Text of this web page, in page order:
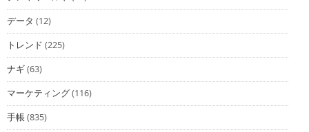
データ (12)
トレンド (225)
ナギ(63)
マーケティング(116)
手帳(835)